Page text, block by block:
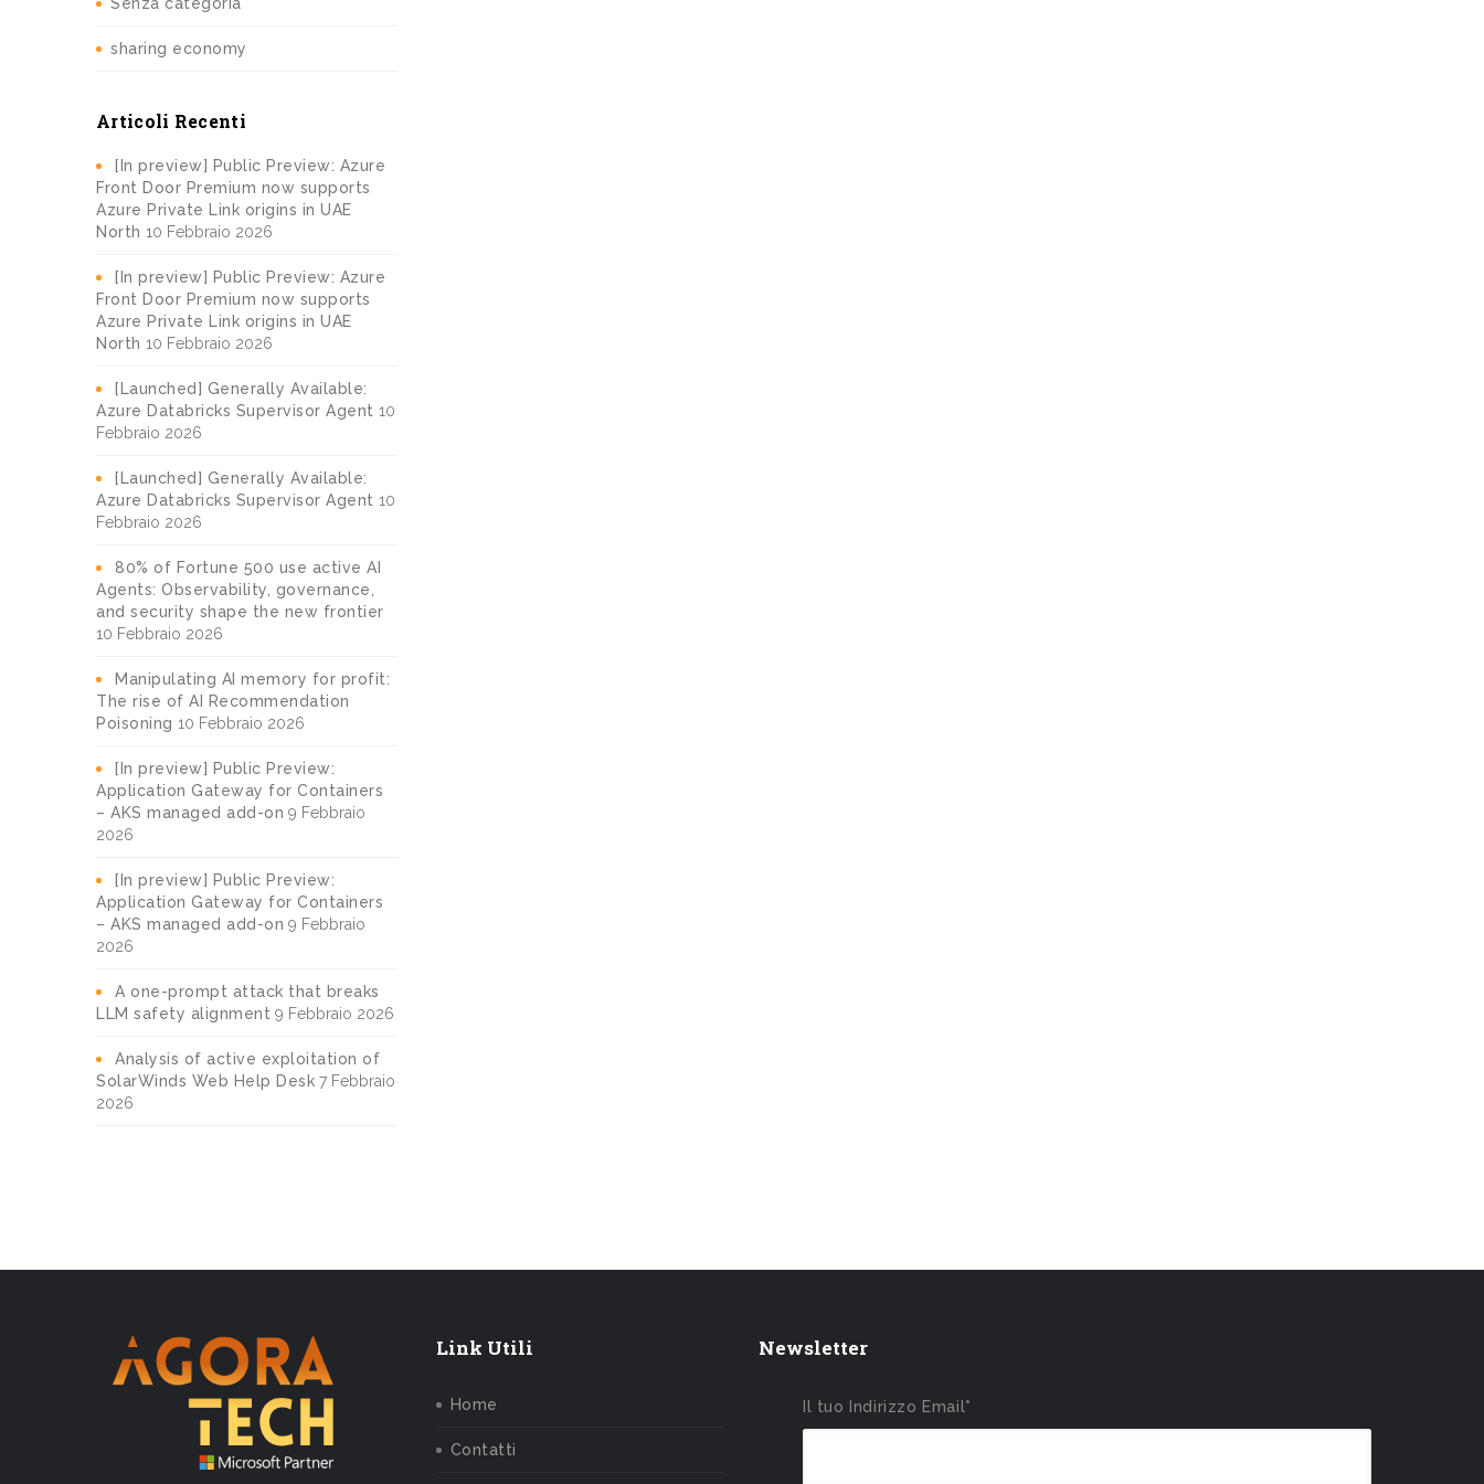
sharing economy
Articoli Recenti
[In preview] Public Preview: Azure
Front Door Premium now supports
Azure Private Link origins in UAE
North 10 Febbraio 2026
[In preview] Public Preview: Azure
Front Door Premium now supports
Azure Private Link origins in UAE
North 10 Febbraio 2026
[Launched] Generally Available:
Azure Databricks Supervisor Agent 10
Febbraio 2026
[Launched] Generally Available:
Azure Databricks Supervisor Agent 10
Febbraio 2026
80% of Fortune 500 use active AI
Agents: Observability, governance,
and security shape the new frontier
10 Febbraio 2026
Manipulating AI memory for profit:
The rise of AI Recommendation
Poisoning 10 Febbraio 2026
[In preview] Public Preview:
Application Gateway for Containers
– AKS managed add-on 9 Febbraio
2026
[In preview] Public Preview:
Application Gateway for Containers
– AKS managed add-on 9 Febbraio
2026
A one-prompt attack that breaks
LLM safety alignment 9 Febbraio 2026
Analysis of active exploitation of
SolarWinds Web Help Desk 7 Febbraio
2026
Link Utili
Home
Contatti
Newsletter
Il tuo Indirizzo Email*